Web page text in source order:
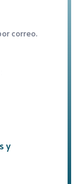
correo.
y